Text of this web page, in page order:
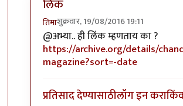
लिंक
तिमाशुक्रवार, 19/08/2016 19:11
In reply toअरे वा, बडे मालदार हो यार
@अभ्या.. ही लिंक म्हणताय का ?
https://archive.org/details/
magazine?sort=-date
प्रतिसाद देण्यासाठीलॉग इन करा